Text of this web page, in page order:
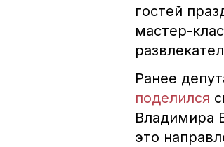
гостей
мастер-
Ранее
поделился
Владимира
это